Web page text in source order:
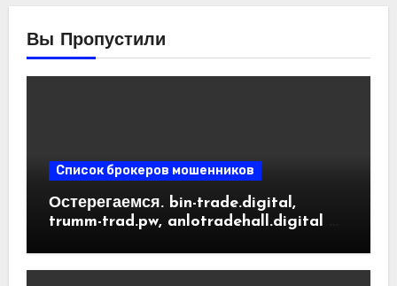
Вы Пропустили
Список брокеров мошенников
Остерегаемся. bin-trade.digital,
trumm-trad.pw, anlotradehall.digital —
криптобирж. Как вернуть деньги.